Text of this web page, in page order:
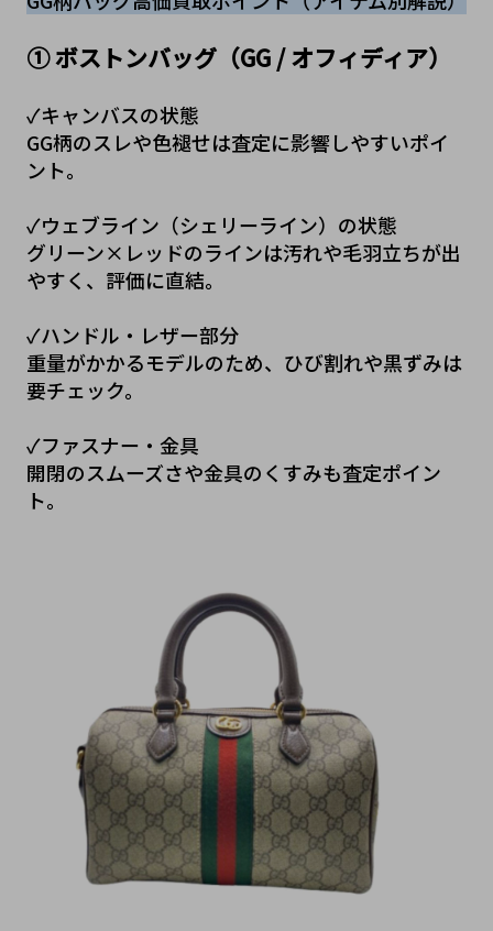
① ボストンバッグ（GG / オフィディア）
✓キャンバスの状態
GG柄のスレや色褪せは査定に影響しやすいポイ
ント。
✓ウェブライン（シェリーライン）の状態
グリーン×レッドのラインは汚れや毛羽立ちが出
やすく、評価に直結。
✓ハンドル・レザー部分
重量がかかるモデルのため、ひび割れや黒ずみは
要チェック。
✓ファスナー・金具
開閉のスムーズさや金具のくすみも査定ポイン
ト。